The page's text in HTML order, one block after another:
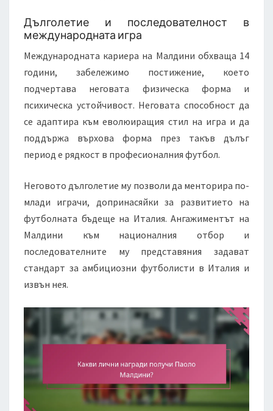
Дълголетие и последователност в
международната игра
Международната кариера на Малдини обхваща 14
години, забележимо постижение, което
подчертава неговата физическа форма и
психическа устойчивост. Неговата способност да
се адаптира към еволюиращия стил на игра и да
поддържа върхова форма през такъв дълъг
период е рядкост в професионалния футбол.
Неговото дълголетие му позволи да менторира по-
млади играчи, допринасяйки за развитието на
футболната бъдеще на Италия. Ангажиментът на
Малдини към националния отбор и
последователните му представяния задават
стандарт за амбициозни футболисти в Италия и
извън нея.